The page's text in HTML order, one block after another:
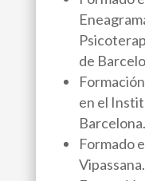
de
en el
Barcelona.
Formado
Vipassana.